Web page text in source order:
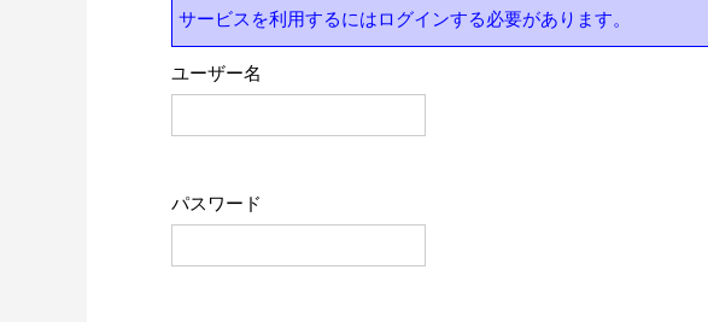
サービスを利用するにはログインする必要があります。
ユーザー名
パスワード